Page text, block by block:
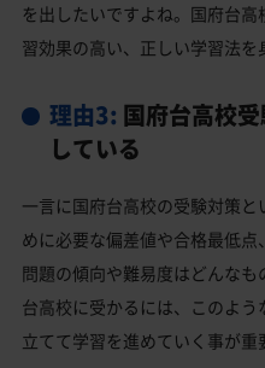
を出したいですよね。国府台
習効果の高い、正しい学習法を
理由3: 国府台高校
している
一言に国府台高校の受験対策
めに必要な偏差値や合格最低
問題の傾向や難易度はどんな
台高校に受かるには、このよ
立てて学習を進めていく事が重